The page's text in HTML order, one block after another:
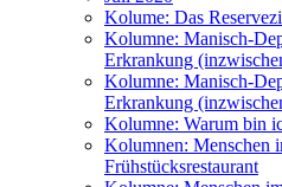
Kolume: Das
Kolumne: Manisch-
Erkrankung
Kolumne: Manisch-
Erkrankung
Kolumne: Warum bin
Kolumnen: Menschen
Frühstücksrestaurant